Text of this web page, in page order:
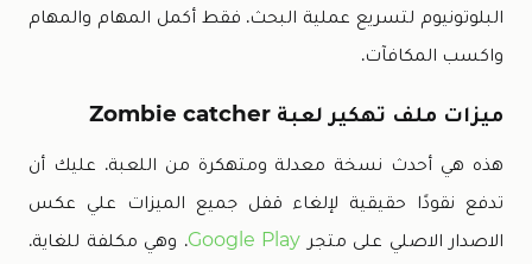
البلوتونيوم لتسريع عملية البحث. فقط أكمل المهام والمهام
واكسب المكافآت.
ميزات ملف تهكير لعبة Zombie catcher
هذه هي أحدث نسخة معدلة ومتهكرة من اللعبة. عليك أن
تدفع نقودًا حقيقية لإلغاء قفل جميع الميزات علي عكس
الاصدار الاصلي على متجر Google Play. وهي مكلفة للغاية.